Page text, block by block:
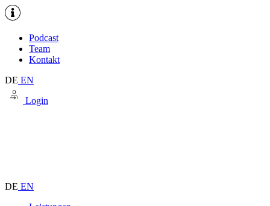
Podcast
Team
Kontakt
DE EN
Login
DE EN